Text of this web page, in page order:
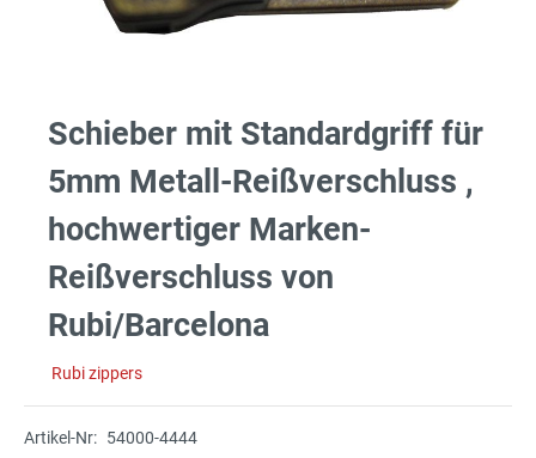
Schieber mit Standardgriff für
5mm Metall-Reißverschluss ,
hochwertiger Marken-
Reißverschluss von
Rubi/Barcelona
Rubi zippers
Artikel-Nr: 54000-4444